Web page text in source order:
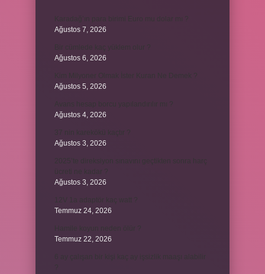
Ağustos 7, 2026
Ağustos 6, 2026
Ağustos 5, 2026
Ağustos 4, 2026
Ağustos 3, 2026
Ağustos 3, 2026
Temmuz 24, 2026
Temmuz 22, 2026